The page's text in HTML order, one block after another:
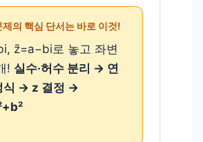
제의 핵심 단서는 바로 이것!
z̄=a−bi로 놓고 좌변
! 실수·허수 분리 → 연
식 → z 결정 →